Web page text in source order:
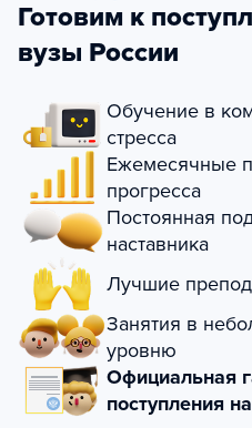
Готовим к
вузы России
Обучение в
стресса
Ежемесячные
прогресса
Постоянная
наставника
Лучшие
Занятия в
уровню
Официальная
поступления